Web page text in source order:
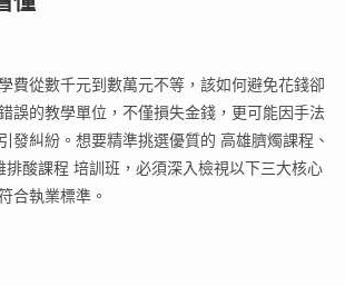
費從數千元到數萬元不等，該如何避免花錢卻
誤的教學單位，不僅損失金錢，更可能因手法
發糾紛。想要精準挑選優質的 高雄臍燭課程、
排酸課程 培訓班，必須深入檢視以下三大核心
合執業標準。